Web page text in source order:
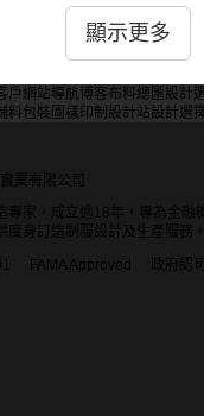
顯示更多
戶 網站導航博客布料總匯設計
料包裝 圖樣印制 設計站設計選
實業有限公司
專家，成立逾18年，專為金融
度身訂造制服設計及生產服務。
FAMA Approved 政府認可